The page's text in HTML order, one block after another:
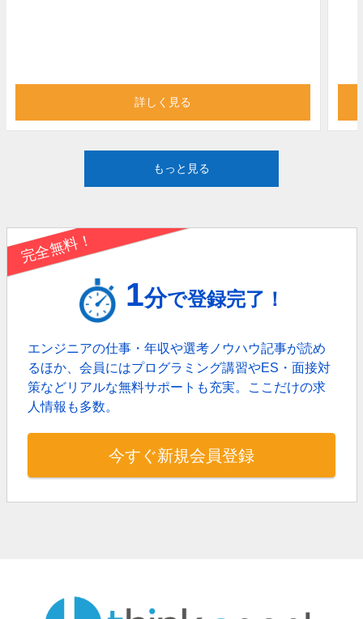
詳しく見る
もっと見る
完全無料！
1分で登録完了！
エンジニアの仕事・年収や選考ノウハウ記事が読め
るほか、会員にはプログラミング講習やES・面接対
策などリアルな無料サポートも充実。 ここだけの求
人情報も多数。
今すぐ新規会員登録